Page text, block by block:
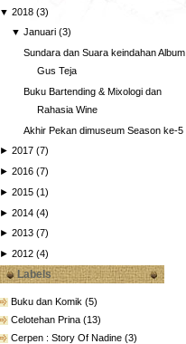
▼ 2018 (3)
▼Januari (3)
Sundara dan Suara keindahan Album
Gus Teja
Buku Bartending & Mixologi dan
Rahasia Wine
Akhir Pekan dimuseum Season ke-5
► 2017 (7)
► 2016 (7)
► 2015 (1)
► 2014 (4)
► 2013 (7)
► 2012 (4)
Labels
Buku dan Komik (5)
Celotehan Prina (13)
Cerpen : Story Of Nadine (3)